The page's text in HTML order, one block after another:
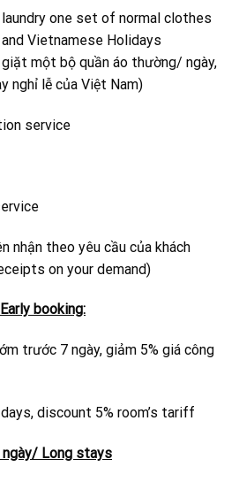
one set of normal clothes
Vietnamese Holidays
một bộ quần áo thường/ ngày,
nghỉ lễ của Việt Nam)
service
nhận theo yêu cầu của khách
on your demand)
booking:
trước 7 ngày, giảm 5% giá công
discount 5% room’s tariff
ngày/ Long stays